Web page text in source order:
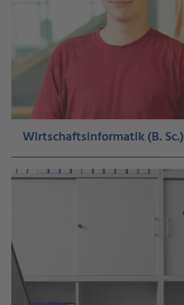
Wirtschaftsinformatik (B. Sc.)